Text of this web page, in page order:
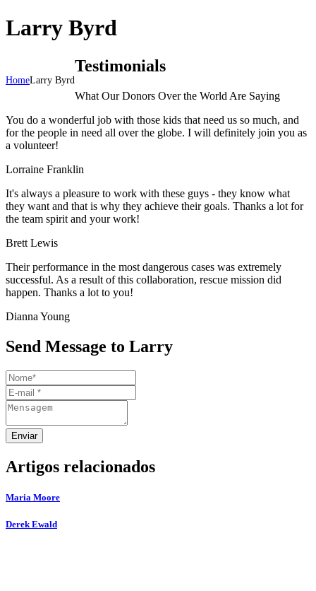
Larry Byrd
HomeLarry Byrd
Testimonials
What Our Donors Over the World Are Saying
You do a wonderful job with those kids that need us so much, and
for the people in need all over the globe. I will definitely join you as
a volunteer!
Lorraine Franklin
It's always a pleasure to work with these guys - they know what
they want and that is why they achieve their goals. Thanks a lot for
the team spirit and your work!
Brett Lewis
Their performance in the most dangerous cases was extremely
successful. As a result of this collaboration, rescue mission did
happen. Thanks a lot to you!
Dianna Young
Send Message to Larry
Enviar
Artigos relacionados
Maria Moore
Derek Ewald